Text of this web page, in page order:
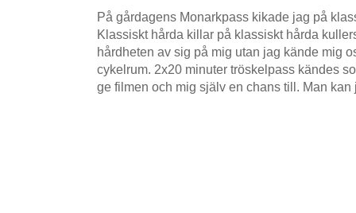
På gårdagens Monarkpass kikade jag på
Klassiskt hårda killar på klassiskt hårda
hårdheten av sig på mig utan jag kände mig
cykelrum. 2x20 minuter tröskelpass kändes
ge filmen och mig själv en chans till. Man